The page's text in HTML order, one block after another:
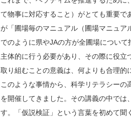
て物事に対応すること）がとても重要
が「圃場毎のマニュアル（圃場マニュア
でのように県やJAの方が全圃場につい
主体的に行う必要があり、その際に役
取り組むことの意義は、何よりも合理的
このような事情から、科学リテラシー
を開催してきました。その講義の中では
す。「仮説検証」という言葉を初めて聞